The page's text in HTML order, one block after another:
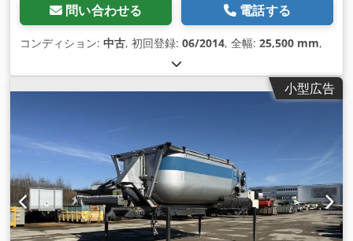
問い合わせる 電話する
コンディション: 中古, 初回登録: 06/2014, 全幅: 25,500 mm,
小型広告